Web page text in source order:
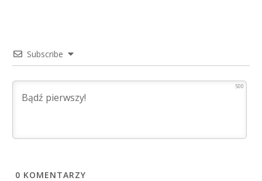
Subscribe
500
0 KOMENTARZY